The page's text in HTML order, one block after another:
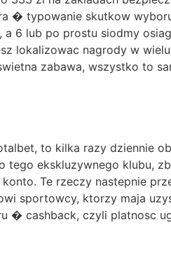
� typowanie skutkow
6 lub po prostu siodmy
lokalizowac nagrody w
zabawa, wszystko to
to kilka razy dziennie
ekskluzywnego klubu,
Te rzeczy nastepnie
sportowcy, ktorzy maja
� cashback, czyli platnosc